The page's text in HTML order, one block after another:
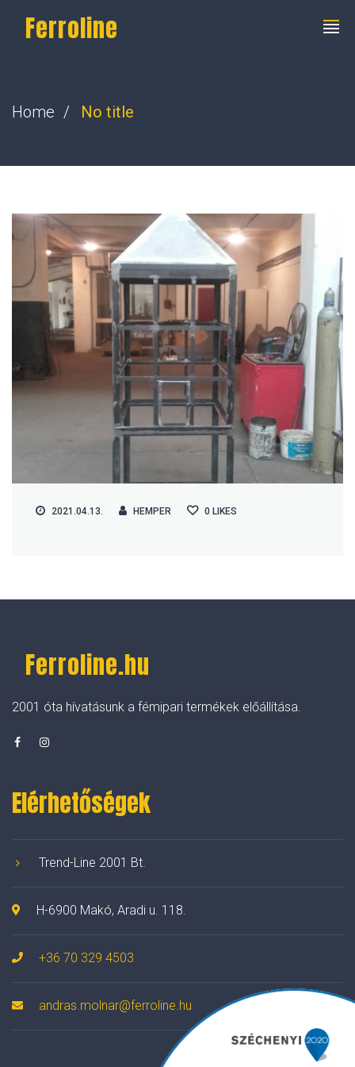
Ferroline
Home No title
2021.04.13. HEMPER 0 LIKES
Ferroline.hu
2001 óta hívatásunk a fémipari termékek előállítása.
Elérhetőségek
Trend-Line 2001 Bt.
H-6900 Makó, Aradi u. 118.
+36 70 329 4503
andras.molnar@ferroline.hu